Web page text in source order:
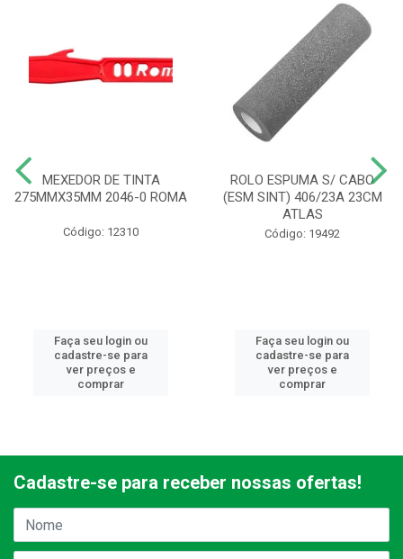
MEXEDOR DE TINTA
275MMX35MM 2046-0 ROMA
Código: 12310
Faça seu login ou
cadastre-se para
ver preços e
comprar
ROLO ESPUMA S/ CABO
(ESM SINT) 406/23A 23CM
ATLAS
Código: 19492
Faça seu login ou
cadastre-se para
ver preços e
comprar
Cadastre-se para receber nossas ofertas!